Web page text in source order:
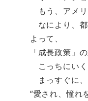
もう、アメリ
なにより、都
よって、
「成長政策」
こっちにい
まっすぐに、
“愛され、憧れ